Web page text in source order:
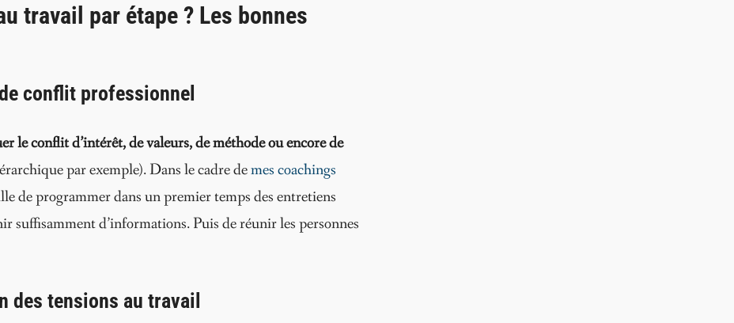
travail par étape ? Les bonnes
conflit professionnel
le conflit d’intérêt, de valeurs, de méthode ou encore de
par exemple). Dans le cadre demes coachings
de programmer dans un premier temps des entretiens
d’informations. Puis de réunir les personnes
des tensions au travail